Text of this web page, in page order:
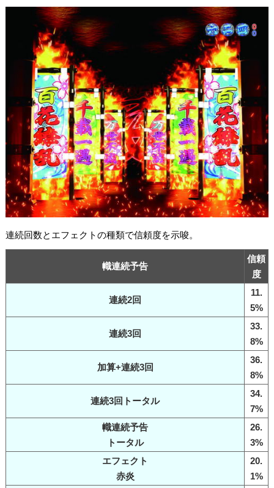
連続回数とエフェクトの種類で信頼度を示唆。
幟連続予告
信頼
度
連続2回
11.
5%
連続3回
33.
8%
加算+連続3回
36.
8%
連続3回トータル
34.
7%
幟連続予告
トータル
26.
3%
エフェクト
赤炎
20.
1%